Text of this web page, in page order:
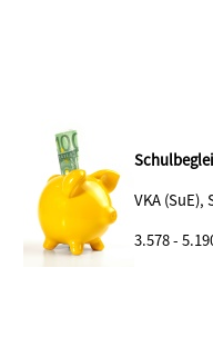
VKA (SuE),
3.578 -